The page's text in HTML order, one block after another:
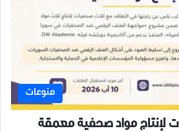
منوعات
لإنتاج مواد صحفية معمقة